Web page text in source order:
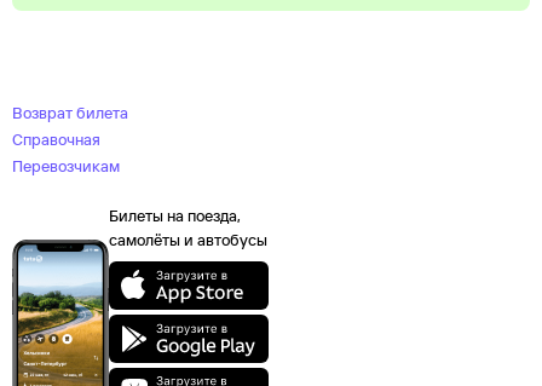
Возврат билета
Справочная
Перевозчикам
Билеты на поезда,
самолёты и автобусы